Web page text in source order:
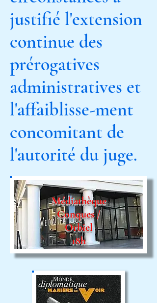
justifié l'extension
continue des
prérogatives
administratives et
l'affaiblisse-ment
concomitant de
l'autorité du juge.
Médiathèque
Conques /
Orbiel
18h